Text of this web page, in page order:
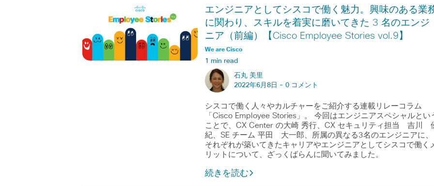
エンジニアとしてシスコで働く魅力。興味のある業
に関わり、スキルを着実に磨いてきた 3 名のエンジ
ニア（前編）【Cisco Employee Stories vol.9】
We are Cisco
1 min read
石丸 美里
2022年6月8日 - 0 コメント
シスコで働く人々やカルチャーをご紹介する連載リレーコラム
「Cisco Employee Stories」。 今回はエンジニアスペシャルとい
ことで、CX Center の大崎 秀行、CX セキュリティ担当 吉川
紀、SE チーム 平田 大一郎、所属の異なる3名のエンジニアに、
それぞれが築いてきたキャリアやエンジニアとしてシスコで働く
リットについて、ざっくばらんに聞いてみました。
続きを読む